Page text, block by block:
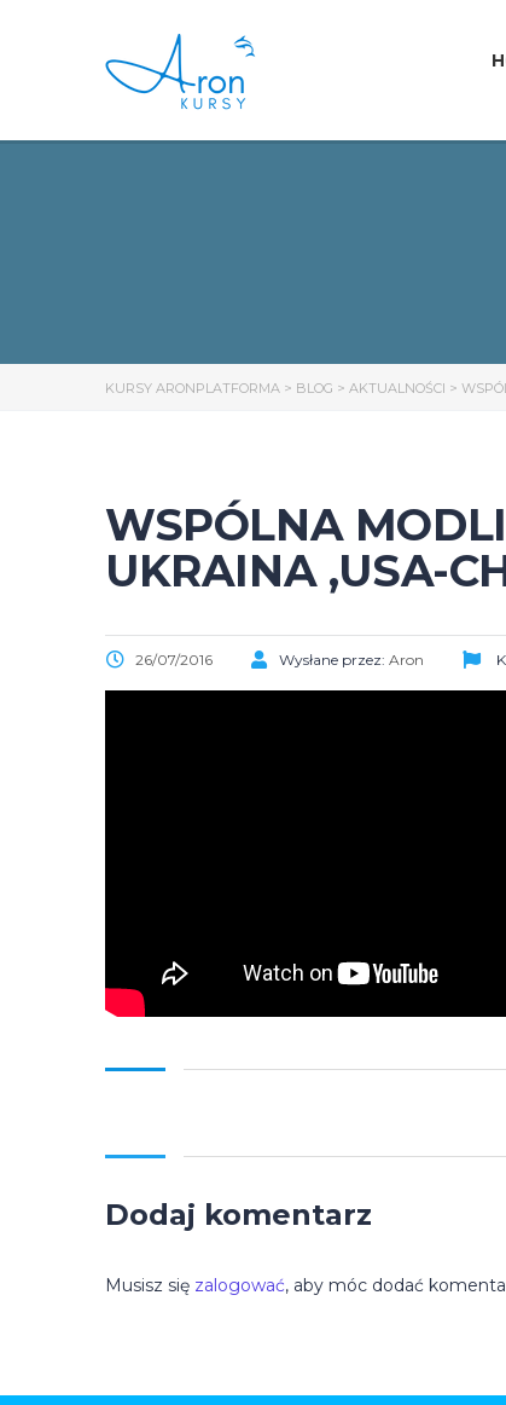
KURSY ARONPLATFORMA > BLOG > AKTUALNOŚCI >
WSPÓLNA
UKRAINA ,USA-
26/07/2016 Wysłane przez: Aron
Dodaj komentarz
Musisz się zalogować, aby móc dodać